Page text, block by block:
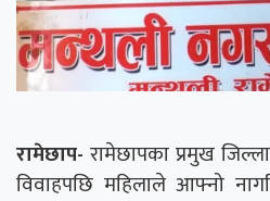
रामेछाप- रामेछापका प्रमुख
विवाहपछि महिलाले आफ्नो